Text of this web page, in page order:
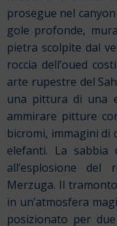
prosegue nel
gole profonde,
pietra scolpite dal
roccia dell’oued
arte rupestre del
una pittura di una
ammirare pitture
bicromi, immagini
elefanti. La sabbia
all’esplosione
Merzuga. Il
in un’atmosfera
posizionato per